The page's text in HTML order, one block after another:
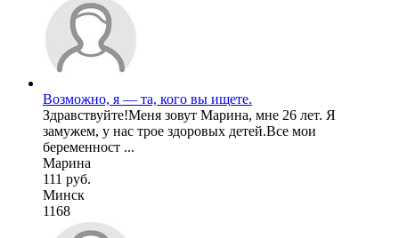
Возможно, я — та, кого вы ищете.
Здравствуйте!Меня зовут Марина, мне 26 лет. Я
замужем, у нас трое здоровых детей.Все мои
беременност ...
Марина
111 руб.
Минск
1168